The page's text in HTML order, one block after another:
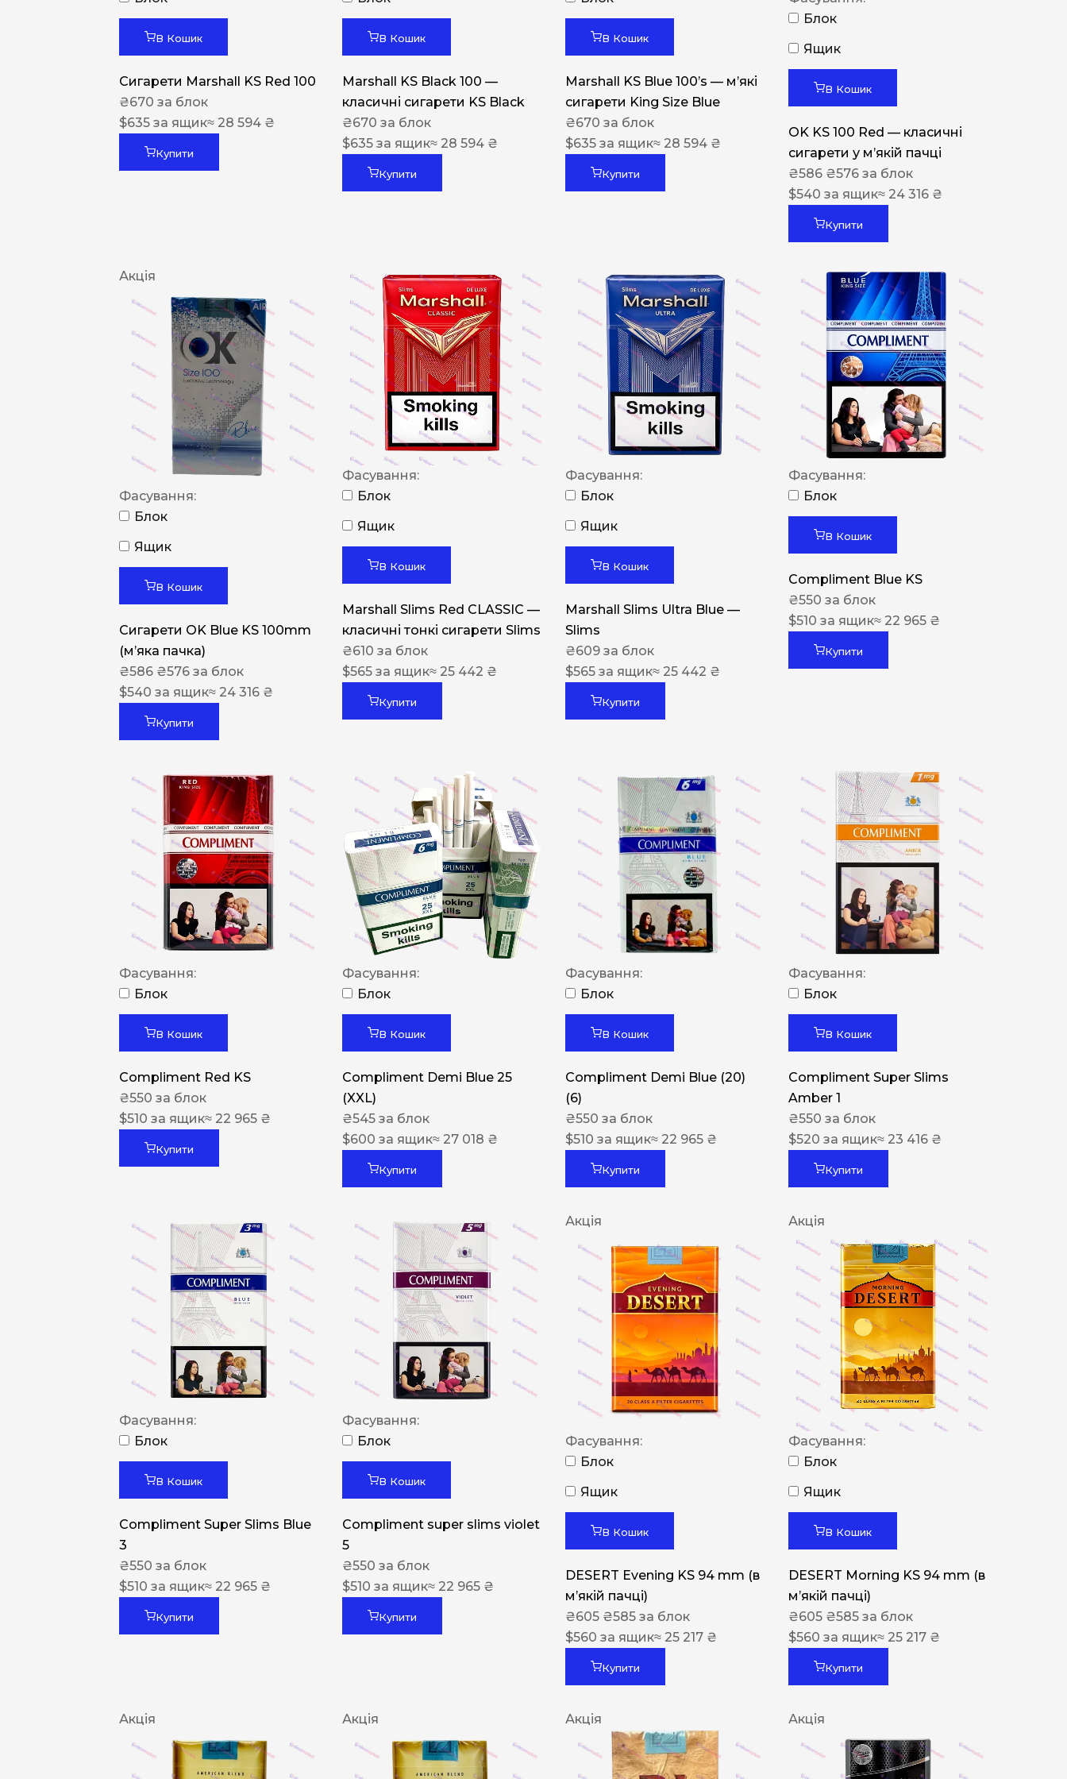
Nistru
Focus
De Santis
MONUS
NERO
NERO
Гуцульскі
Italian Blend 821
Arizona
Cigaronne
Сигарети LD
В Кошик
Сигарети Marshall KS Red 100
₴670 за блок
$635 за ящик≈ 28 594 ₴
Купити
В Кошик
Marshall KS Black 100 —
класичні сигарети KS Black
₴670 за блок
$635 за ящик≈ 28 594 ₴
Купити
В Кошик
Marshall KS Blue 100’s — м’які
сигарети King Size Blue
₴670 за блок
$635 за ящик≈ 28 594 ₴
Купити
Блок
Ящик
В Кошик
OK KS 100 Red — класичні
сигарети у м’якій пачці
₴586 ₴576 за блок
$540 за ящик≈ 24 316 ₴
Купити
Акція
Фасування:
Блок
Ящик
В Кошик
Сигарети OK Blue KS 100mm
(м’яка пачка)
₴586 ₴576 за блок
$540 за ящик≈ 24 316 ₴
Купити
Фасування:
Блок
Ящик
В Кошик
Marshall Slims Red CLASSIC —
класичні тонкі сигарети Slims
₴610 за блок
$565 за ящик≈ 25 442 ₴
Купити
Фасування:
Блок
Ящик
В Кошик
Marshall Slims Ultra Blue —
Slims
₴609 за блок
$565 за ящик≈ 25 442 ₴
Купити
Фасування:
Блок
В Кошик
Compliment Blue KS
₴550 за блок
$510 за ящик≈ 22 965 ₴
Купити
Фасування:
Блок
В Кошик
Compliment Red KS
₴550 за блок
$510 за ящик≈ 22 965 ₴
Купити
Фасування:
Блок
В Кошик
Compliment Demi Blue 25
(XXL)
₴545 за блок
$600 за ящик≈ 27 018 ₴
Купити
Фасування:
Блок
В Кошик
Compliment Demi Blue (20)
(6)
₴550 за блок
$510 за ящик≈ 22 965 ₴
Купити
Фасування:
Блок
В Кошик
Compliment Super Slims
Amber 1
₴550 за блок
$520 за ящик≈ 23 416 ₴
Купити
Фасування:
Блок
В Кошик
Compliment Super Slims Blue
3
₴550 за блок
$510 за ящик≈ 22 965 ₴
Купити
Фасування:
Блок
В Кошик
Compliment super slims violet
5
₴550 за блок
$510 за ящик≈ 22 965 ₴
Купити
Акція
Фасування:
Блок
Ящик
В Кошик
DESERT Evening KS 94 mm (в
мʼякій пачці)
₴605 ₴585 за блок
$560 за ящик≈ 25 217 ₴
Купити
Акція
Фасування:
Блок
Ящик
В Кошик
DESERT Morning KS 94 mm (в
мʼякій пачці)
₴605 ₴585 за блок
$560 за ящик≈ 25 217 ₴
Купити
Акція Акція Акція Акція